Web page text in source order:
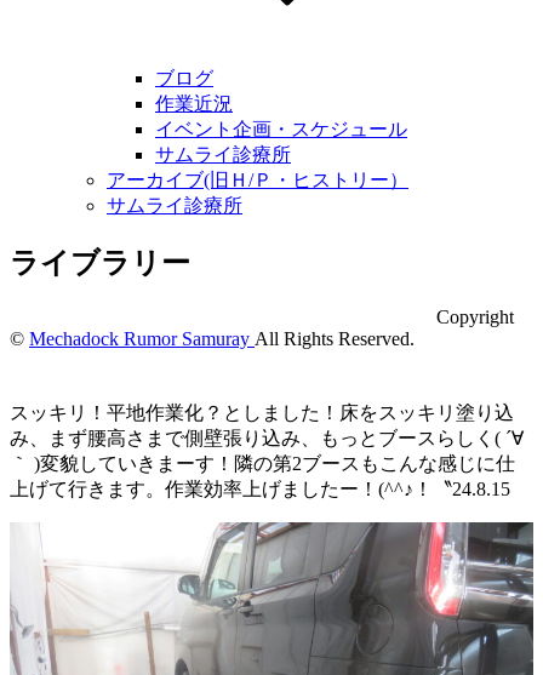
ブログ
作業近況
イベント企画・スケジュール
サムライ診療所
アーカイブ(旧Ｈ/Ｐ・ヒストリー）
サムライ診療所
ライブラリー
Copyright
© Mechadock Rumor Samuray All Rights Reserved.
スッキリ！平地作業化？としました！床をスッキリ塗り込
み、まず腰高さまで側壁張り込み、もっとブースらしく( ´∀
｀ )変貌していきまーす！隣の第2ブースもこんな感じに仕
上げて行きます。作業効率上げましたー！(^^♪！〝24.8.15